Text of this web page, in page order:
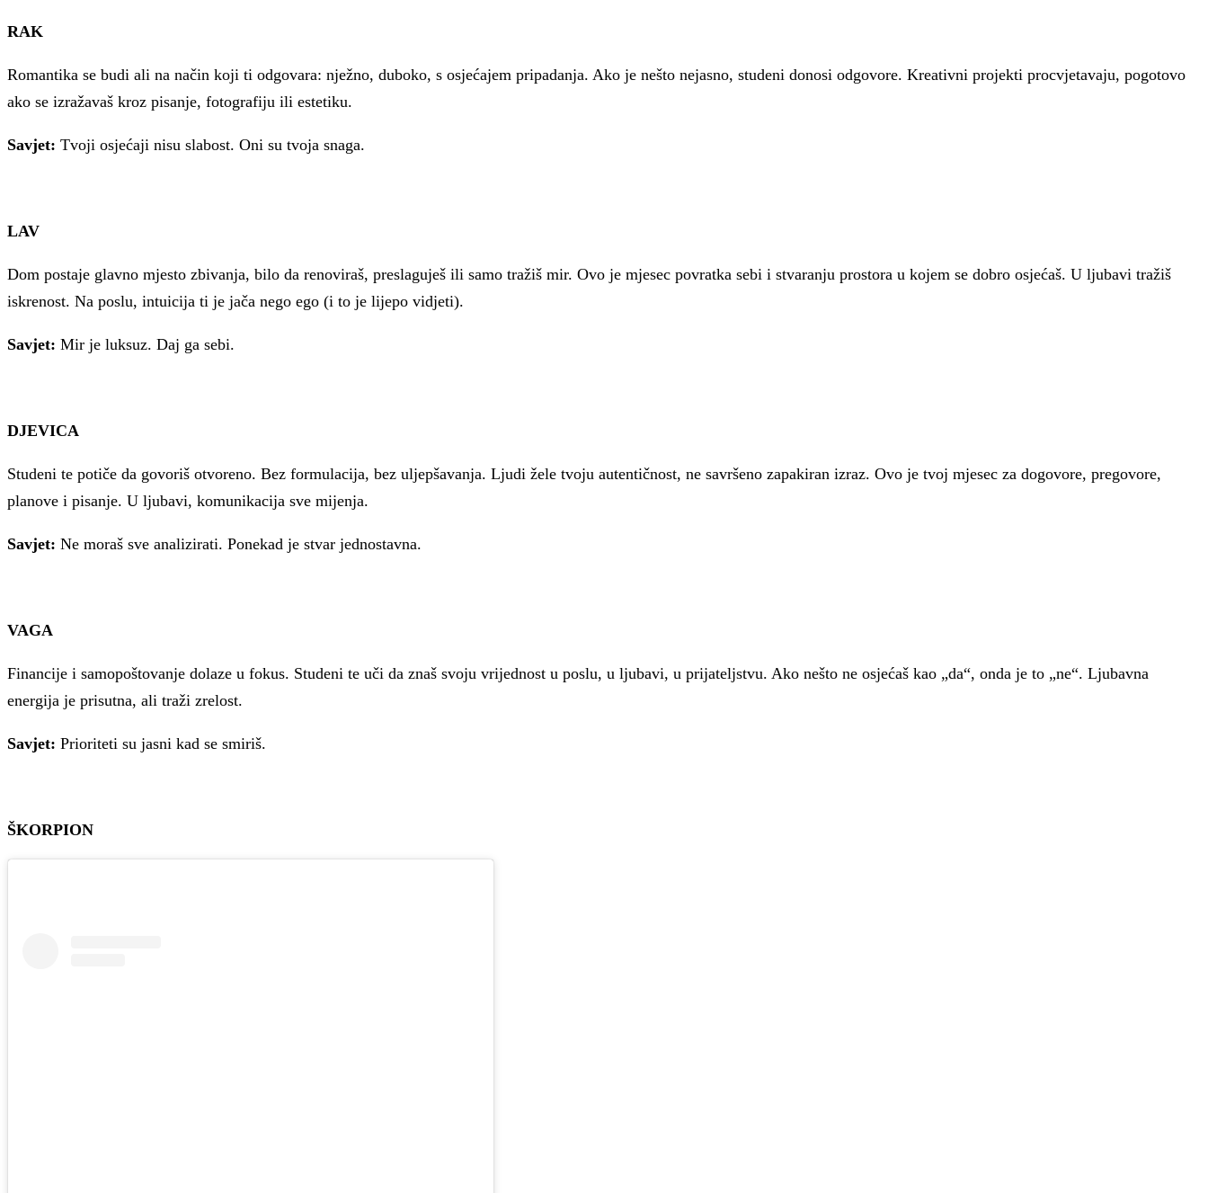
RAK
Romantika se budi ali na način koji ti odgovara: nježno, duboko, s osjećajem pripadanja. Ako je nešto nejasno, studeni donosi odgovore. Kreativni projekti procvjetavaju, pogotovo
ako se izražavaš kroz pisanje, fotografiju ili estetiku.
Savjet: Tvoji osjećaji nisu slabost. Oni su tvoja snaga.
LAV
Dom postaje glavno mjesto zbivanja, bilo da renoviraš, preslaguješ ili samo tražiš mir. Ovo je mjesec povratka sebi i stvaranju prostora u kojem se dobro osjećaš. U ljubavi tražiš
iskrenost. Na poslu, intuicija ti je jača nego ego (i to je lijepo vidjeti).
Savjet: Mir je luksuz. Daj ga sebi.
DJEVICA
Studeni te potiče da govoriš otvoreno. Bez formulacija, bez uljepšavanja. Ljudi žele tvoju autentičnost, ne savršeno zapakiran izraz. Ovo je tvoj mjesec za dogovore, pregovore,
planove i pisanje. U ljubavi, komunikacija sve mijenja.
Savjet: Ne moraš sve analizirati. Ponekad je stvar jednostavna.
VAGA
Financije i samopoštovanje dolaze u fokus. Studeni te uči da znaš svoju vrijednost u poslu, u ljubavi, u prijateljstvu. Ako nešto ne osjećaš kao „da“, onda je to „ne“. Ljubavna
energija je prisutna, ali traži zrelost.
Savjet: Prioriteti su jasni kad se smiriš.
ŠKORPION